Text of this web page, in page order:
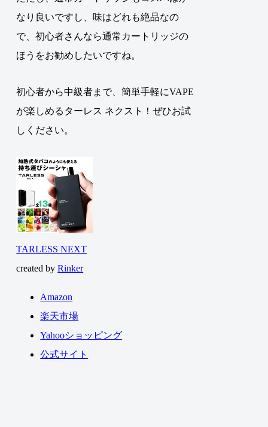
なり良いですし、味はどれも絶品なの
で、初心者さんなら通常カートリッジの
ほうをお勧めしたいですね。
初心者から中級者まで、簡単手軽にVAPE
が楽しめるターレス ネクスト！ぜひお試
しください。
TARLESS NEXT
created byRinker
Amazon
楽天市場
Yahooショッピング
公式サイト